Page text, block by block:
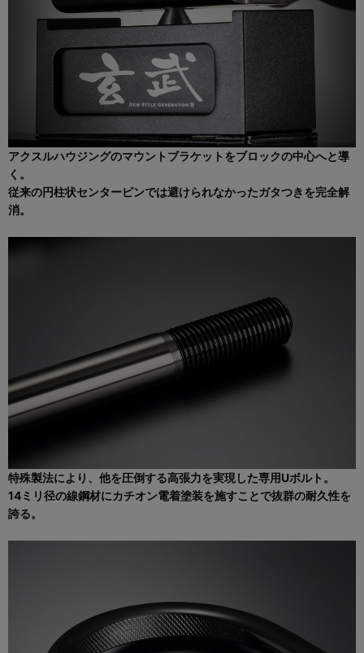
アクスルハウジングのマウントブラケットをブロックの中心へと導
く。
従来の円柱状センターピンでは避けられなかったガタつきを完全解
消。
特殊製法により、他を圧倒する高張力を実現した専用Uボルト。
14ミリ径の線鋼材にカチオン電着塗装を施すことで抜群の耐久性を
誇る。